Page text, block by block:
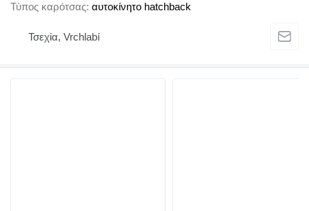
Τύπος καρότσας αυτοκίνητο hatchback
Τσεχία, Vrchlabí